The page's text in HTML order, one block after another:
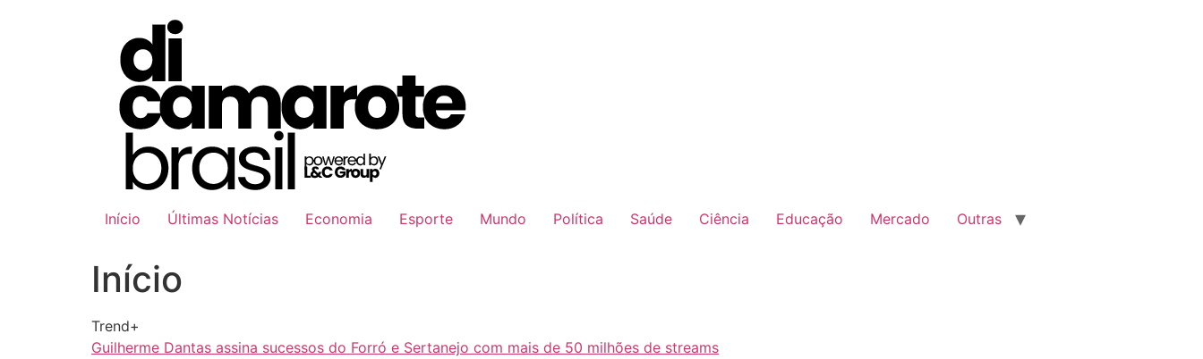
Início Últimas Notícias Economia Esporte Mundo Política Saúde Ciência Educação Mercado Outras
Início
Trend+
Guilherme Dantas assina sucessos do Forró e Sertanejo com mais de 50 milhões de streams